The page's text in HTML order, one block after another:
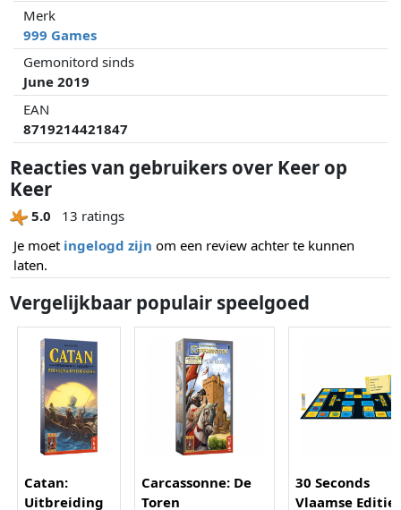
Merk
999 Games
Gemonitord sinds
June 2019
EAN
8719214421847
Reacties van gebruikers over Keer op
Keer
5.0
13 ratings
Je moet ingelogd zijn om een review achter te kunnen
laten.
Vergelijkbaar populair speelgoed
Catan:
Uitbreiding
Carcassonne: De
Toren
30 Seconds
Vlaamse Editie